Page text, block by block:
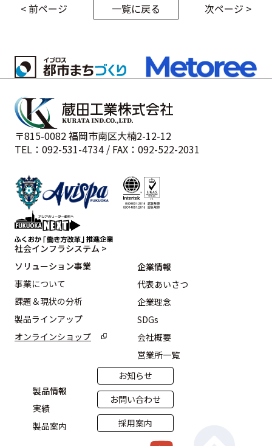
< 前ページ 一覧に戻る 次ページ >
〒815-0082 福岡市南区大楠2-12-12
TEL：092-531-4734 / FAX：092-522-2031
社会インフラシステム >
ソリューション事業
事業について
課題＆現状の分析
製品ラインアップ
オンラインショップ
企業情報
代表あいさつ
企業理念
SDGs
会社概要
営業所一覧
製品情報
実績
製品案内
お知らせ
お問い合わせ
採用案内